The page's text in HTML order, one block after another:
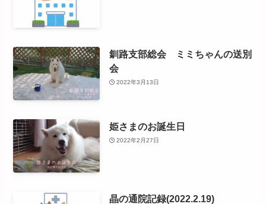
釧路支部総会 ミミちゃんの送別
会
2022年3月13日
姫さまのお誕生日
2022年2月27日
晶の通院記録(2022.2.19)